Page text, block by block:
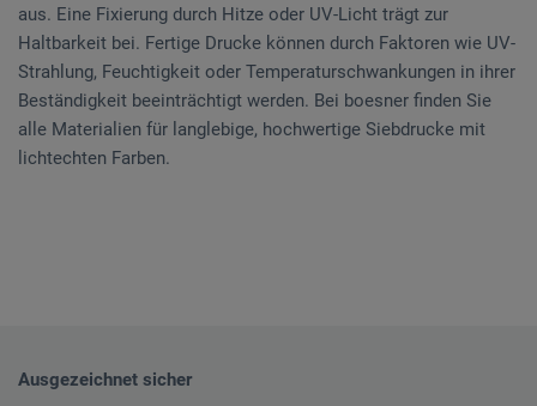
aus. Eine Fixierung durch Hitze oder UV-Licht trägt zur
Haltbarkeit bei. Fertige Drucke können durch Faktoren wie UV-
Strahlung, Feuchtigkeit oder Temperaturschwankungen in ihrer
Beständigkeit beeinträchtigt werden. Bei boesner finden Sie
alle Materialien für langlebige, hochwertige Siebdrucke mit
lichtechten Farben.
Ausgezeichnet sicher